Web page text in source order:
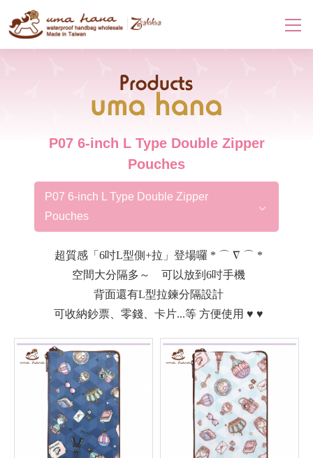
Products
P07 6-inch L Type Double Zipper
Pouches
P07 6-inch L Type Double Zipper
Pouches
超質感「6吋L型側+拉」登場囉 * ⌒ ∇ ⌒ *
空間大分隔多～ 可以放到6吋手機
背面還有L型拉鍊分隔設計
可收納鈔票、零錢、卡片...等 方便使用 ♥ ♥